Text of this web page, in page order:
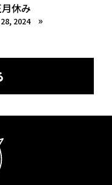
休み
2024 »